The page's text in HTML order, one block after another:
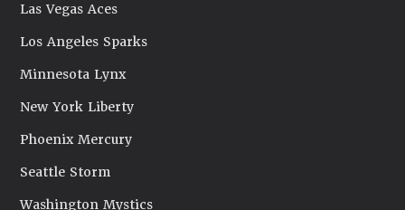
Las Vegas Aces
Los Angeles Sparks
Minnesota Lynx
New York Liberty
Phoenix Mercury
Seattle Storm
Washington Mystics